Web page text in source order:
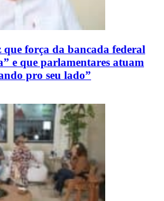
força da bancada federal
e que parlamentares atuam
pro seu lado”